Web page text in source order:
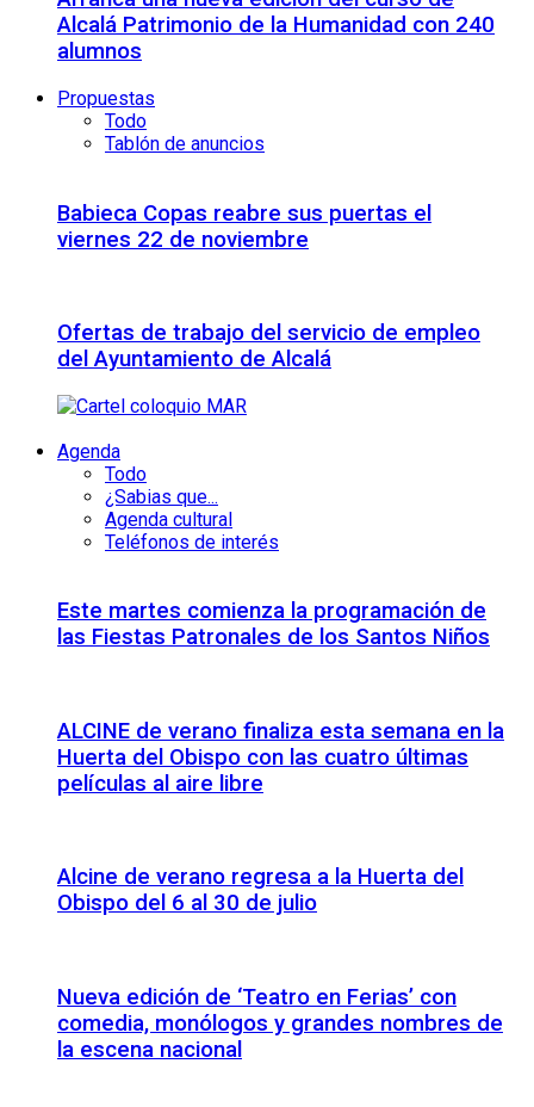
Alcalá Patrimonio de la Humanidad con 240
alumnos
Propuestas
Todo
Tablón de anuncios
Babieca Copas reabre sus puertas el
viernes 22 de noviembre
Ofertas de trabajo del servicio de empleo
del Ayuntamiento de Alcalá
Agenda
Todo
¿Sabias que...
Agenda cultural
Teléfonos de interés
Este martes comienza la programación de
las Fiestas Patronales de los Santos Niños
ALCINE de verano finaliza esta semana en la
Huerta del Obispo con las cuatro últimas
películas al aire libre
Alcine de verano regresa a la Huerta del
Obispo del 6 al 30 de julio
Nueva edición de ‘Teatro en Ferias’ con
comedia, monólogos y grandes nombres de
la escena nacional